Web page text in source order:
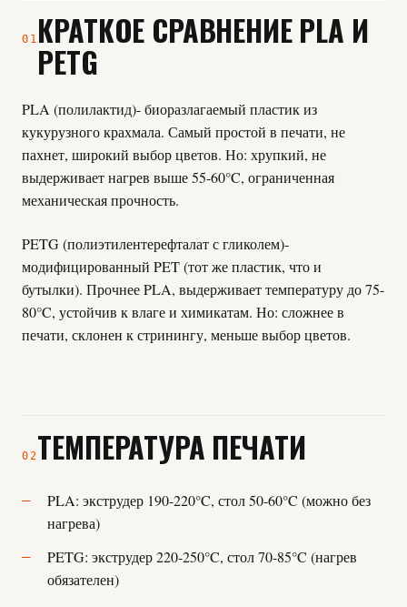
01 КРАТКОЕ СРАВНЕНИЕ PLA И
PETG
PLA (полилактид)- биоразлагаемый пластик из
кукурузного крахмала. Самый простой в печати, не
пахнет, широкий выбор цветов. Но: хрупкий, не
выдерживает нагрев выше 55-60°C, ограниченная
механическая прочность.
PETG (полиэтилентерефталат с гликолем)-
модифицированный PET (тот же пластик, что и
бутылки). Прочнее PLA, выдерживает температуру до 75-
80°C, устойчив к влаге и химикатам. Но: сложнее в
печати, склонен к стринингу, меньше выбор цветов.
02ТЕМПЕРАТУРА ПЕЧАТИ
PLA: экструдер 190-220°C, стол 50-60°C (можно без
нагрева)
PETG: экструдер 220-250°C, стол 70-85°C (нагрев
обязателен)